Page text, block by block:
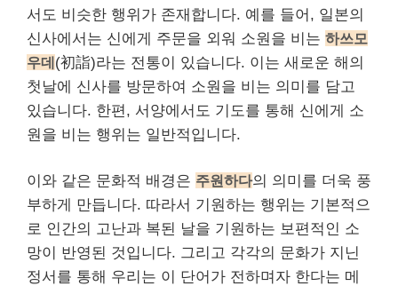
서도 비슷한 행위가 존재합니다. 예를 들어, 일본의
신사에서는 신에게 주문을 외워 소원을 비는 하쓰모
우데(初詣)라는 전통이 있습니다. 이는 새로운 해의
첫날에 신사를 방문하여 소원을 비는 의미를 담고
있습니다. 한편, 서양에서도 기도를 통해 신에게 소
원을 비는 행위는 일반적입니다.
이와 같은 문화적 배경은 주원하다의 의미를 더욱 풍
부하게 만듭니다. 따라서 기원하는 행위는 기본적으
로 인간의 고난과 복된 날을 기원하는 보편적인 소
망이 반영된 것입니다. 그리고 각각의 문화가 지닌
정서를 통해 우리는 이 단어가 전하며자 한다는 메